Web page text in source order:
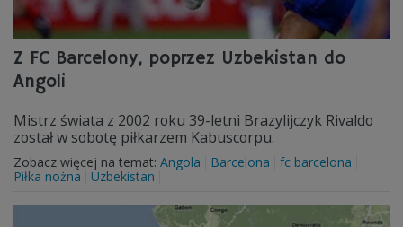
Z FC Barcelony, poprzez Uzbekistan do
Angoli
Mistrz świata z 2002 roku 39-letni Brazylijczyk Rivaldo
został w sobotę piłkarzem Kabuscorpu.
Zobacz więcej na temat: Angola Barcelona
fc barcelona
Piłka nożna
Uzbekistan